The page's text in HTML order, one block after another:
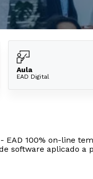
Aula
EAD Digital
EAD 100% on-line
software aplicado a